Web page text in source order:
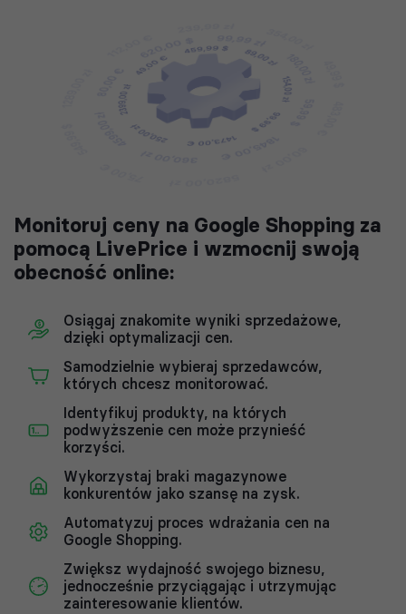
Monitoruj ceny na Google Shopping za
pomocą LivePrice i wzmocnij swoją
obecność online:
Osiągaj znakomite wyniki sprzedażowe,
dzięki optymalizacji cen.
Samodzielnie wybieraj sprzedawców,
których chcesz monitorować.
Identyfikuj produkty, na których
podwyższenie cen może przynieść
korzyści.
Wykorzystaj braki magazynowe
konkurentów jako szansę na zysk.
Automatyzuj proces wdrażania cen na
Google Shopping.
Zwiększ wydajność swojego biznesu,
jednocześnie przyciągając i utrzymując
zainteresowanie klientów.